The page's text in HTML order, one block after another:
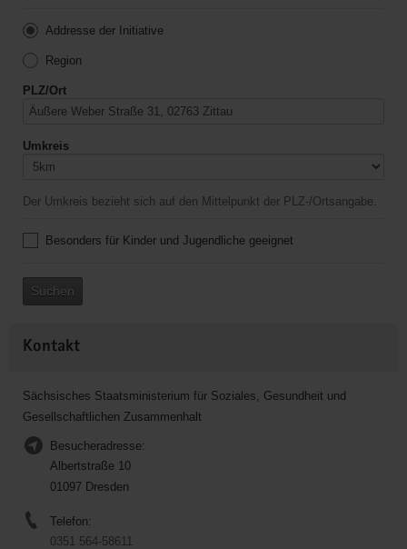
Addresse der Initiative
Region
PLZ/Ort
Umkreis
Der Umkreis bezieht sich auf den Mittelpunkt der PLZ-/Ortsangabe.
Besonders für Kinder und Jugendliche geeignet
Suchen
Kontakt
Sächsisches Staatsministerium für Soziales, Gesundheit und
Gesellschaftlichen Zusammenhalt
Besucheradresse:
Albertstraße 10
01097 Dresden
Telefon:
0351 564-58611